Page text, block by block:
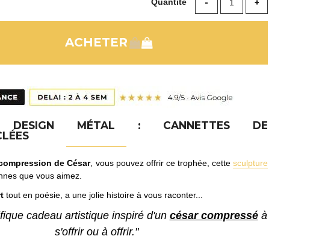
DESIGN MÉTAL : CANNETTES DE
de César, vous pouvez offrir ce trophée, cettesculpture
que vous aimez.
tout en poésie, a une jolie histoire à vous raconter...
cadeau artistique inspiré d'un césar compresséà
s'offrir ou à offrir."